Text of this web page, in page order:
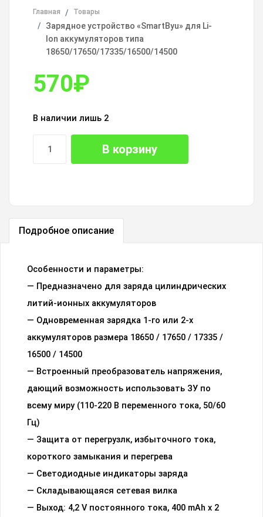
Главная Товары
Зарядное устройство «SmartByu» для Li-
Ion аккумуляторов типа
18650/17650/17335/16500/14500
570₽
В наличии лишь 2
В корзину
Подробное описание
Особенности и параметры:
— Предназначено для заряда цилиндрических
литий-ионных аккумуляторов
— Одновременная зарядка 1-го или 2-х
аккумуляторов размера 18650 / 17650 / 17335 /
16500 / 14500
— Встроенный преобразователь напряжения,
дающий возможность использовать ЗУ по
всему миру (110-220 В переменного тока, 50/60
Гц)
— Защита от перегрузлк, избыточного тока,
короткого замыкания и перегрева
— Светодиодные индикаторы заряда
— Складывающаяся сетевая вилка
— Выход: 4,2 V постоянного тока, 400 mAh х 2